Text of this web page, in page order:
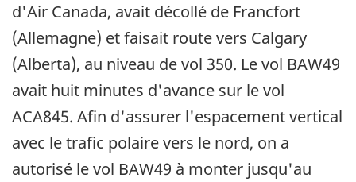
d'Air Canada, avait décollé de Francfort
(Allemagne) et faisait route vers Calgary
(Alberta), au niveau de vol 350. Le vol BAW49
avait huit minutes d'avance sur le vol
ACA845. Afin d'assurer l'espacement vertical
avec le trafic polaire vers le nord, on a
autorisé le vol BAW49 à monter jusqu'au